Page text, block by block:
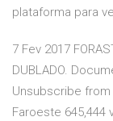
plataforma para
7 Fev 2017
DUBLADO.
Unsubscribe
Faroeste 645,444